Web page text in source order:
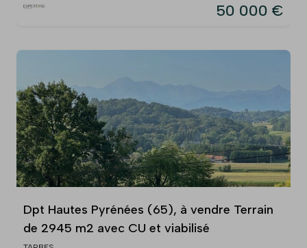
50 000 €
Dpt Hautes Pyrénées (65), à vendre Terrain
de 2945 m2 avec CU et viabilisé